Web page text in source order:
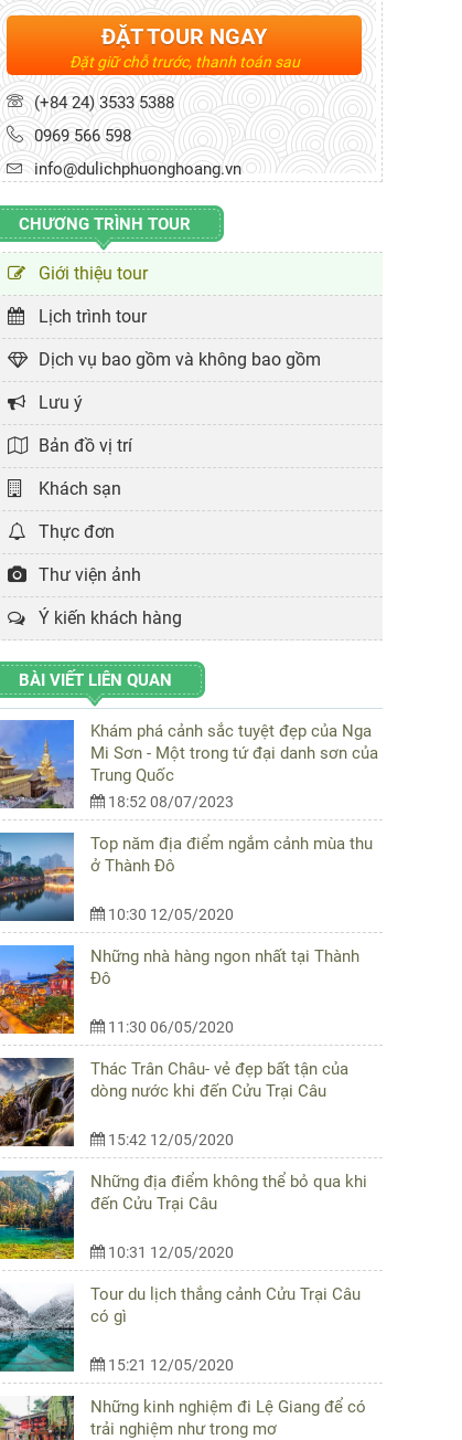
ĐẶT TOUR NGAY
Đặt giữ chỗ trước, thanh toán sau
(+84 24) 3533 5388
0969 566 598
info@dulichphuonghoang.vn
CHƯƠNG TRÌNH TOUR
Giới thiệu tour
Lịch trình tour
Dịch vụ bao gồm và không bao gồm
Lưu ý
Bản đồ vị trí
Khách sạn
Thực đơn
Thư viện ảnh
Ý kiến khách hàng
BÀI VIẾT LIÊN QUAN
Khám phá cảnh sắc tuyệt đẹp của Nga
Mi Sơn - Một trong tứ đại danh sơn của
Trung Quốc
18:52 08/07/2023
Top năm địa điểm ngắm cảnh mùa thu
ở Thành Đô
10:30 12/05/2020
Những nhà hàng ngon nhất tại Thành
Đô
11:30 06/05/2020
Thác Trân Châu- vẻ đẹp bất tận của
dòng nước khi đến Cửu Trại Câu
15:42 12/05/2020
Những địa điểm không thể bỏ qua khi
đến Cửu Trại Câu
10:31 12/05/2020
Tour du lịch thắng cảnh Cửu Trại Câu
có gì
15:21 12/05/2020
Những kinh nghiệm đi Lệ Giang để có
trải nghiệm như trong mơ